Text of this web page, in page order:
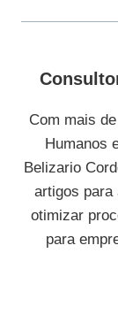
Com mais
Humanos
Belizario
artigos para
otimizar
para